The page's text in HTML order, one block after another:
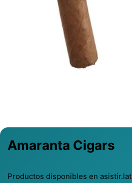
Amaranta Cigars
Productos disponibles en asistir.lat